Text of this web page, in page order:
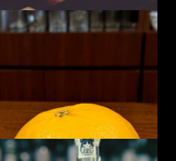
ケット販売開始！状況によっては当日券の販売
奏。祝日前の夜をゆったりとお楽しみくださ